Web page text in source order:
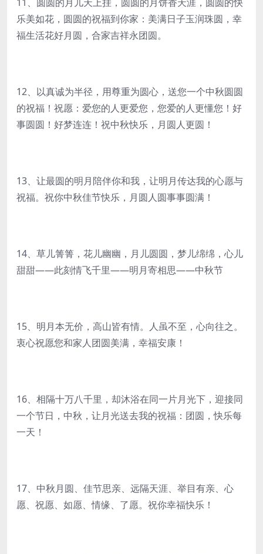
乐美如花，圆圆的祝福到你家：美满日子玉润珠圆，幸
福生活花好月圆，合家吉祥永团圆。
12、以真诚为半径，用尊重为圆心，送您一个中秋圆圆
的祝福！祝愿：爱您的人更爱您，您爱的人更懂您！好
事圆圆！好梦连连！祝中秋快乐，月圆人更圆！
13、让最圆的明月陪伴你和我，让明月传达我的心愿与
祝福。祝你中秋佳节快乐，月圆人圆事事圆满！
14、草儿箐箐，花儿幽幽，月儿圆圆，梦儿绵绵，心儿
甜甜——此刻情飞千里——明月寄相思——中秋节
15、明月本无价，高山皆有情。人虽不至，心向往之。
衷心祝愿您和家人团圆美满，幸福安康！
16、相隔十万八千里，却沐浴在同一片月光下，迎接同
一个节日，中秋，让月光送去我的祝福：团圆，快乐每
一天！
17、中秋月圆、佳节思亲、远隔天涯、举目有亲、心
愿、祝愿、如愿、情缘、了愿。祝你幸福快乐！